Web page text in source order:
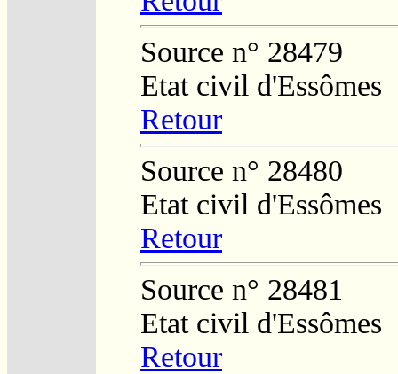
Source n° 28479
Etat civil d'Essômes
Retour
Source n° 28480
Etat civil d'Essômes
Retour
Source n° 28481
Etat civil d'Essômes
Retour